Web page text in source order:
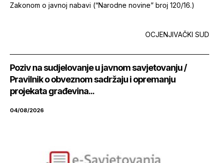
Zakonom o javnoj nabavi (“Narodne novine” broj 120/16.)
OCJENJIVAČKI SUD
Poziv na sudjelovanje u javnom savjetovanju /
Pravilnik o obveznom sadržaju i opremanju
projekata građevina...
04/08/2026